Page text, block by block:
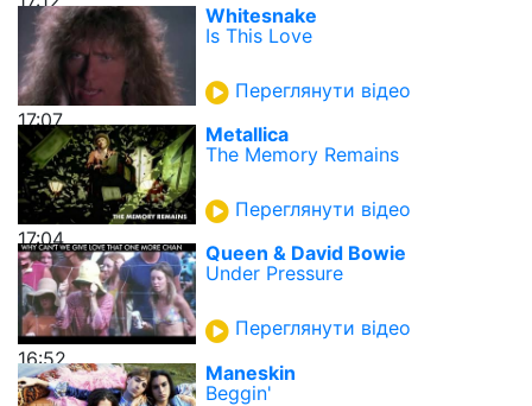
17:07
Whitesnake
Is This Love
Переглянути відео
17:04
Metallica
The Memory Remains
Переглянути відео
16:52
Queen & David Bowie
Under Pressure
Переглянути відео
Maneskin
Beggin'